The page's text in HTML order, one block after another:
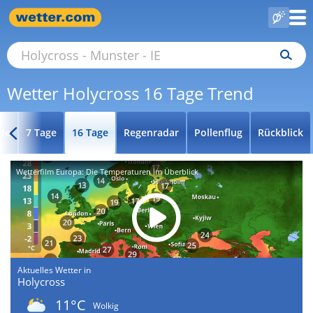
Wetter Holycross 16 Tage Trend
7 Tage 16 Tage Regenradar Pollenflug Rückblick
Wetterfilm Europa: Die Temperaturen im Überblick
Aktuelles Wetter in
Holycross
11°C
Wolkig